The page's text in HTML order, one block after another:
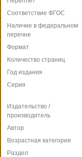
Соответствие ФГОС
Наличие в федеральном
перечне
Формат
Количество страниц
Год издания
Серия
Издательство /
производитель
Автор
Возрастная категория
Раздел